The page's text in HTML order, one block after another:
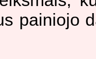
painiojo